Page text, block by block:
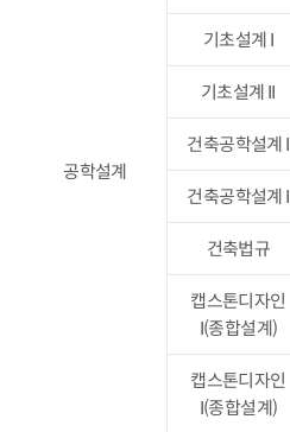
공학설계
기초설계 I
기초설계 II
건축공학설계 I
건축공학설계 I
건축법규
캡스톤디자인
I(종합설계)
캡스톤디자인
I(종합설계)